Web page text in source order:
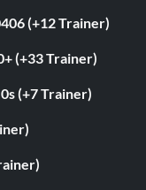
(+12 Trainer)
(+33 Trainer)
(+7 Trainer)